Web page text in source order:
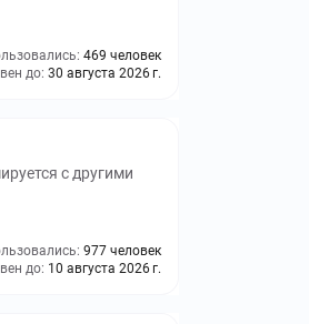
469 человек
до: 30 августа 2026 г.
с другими
977 человек
до: 10 августа 2026 г.